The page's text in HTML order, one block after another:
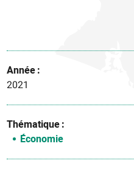
Année
2021
Thématique
Économie